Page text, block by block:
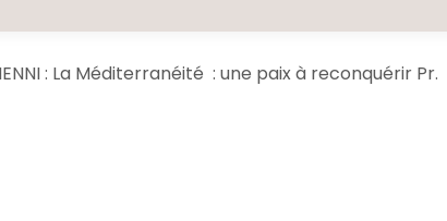
: La Méditerranéité : une paix à reconquérir Pr.